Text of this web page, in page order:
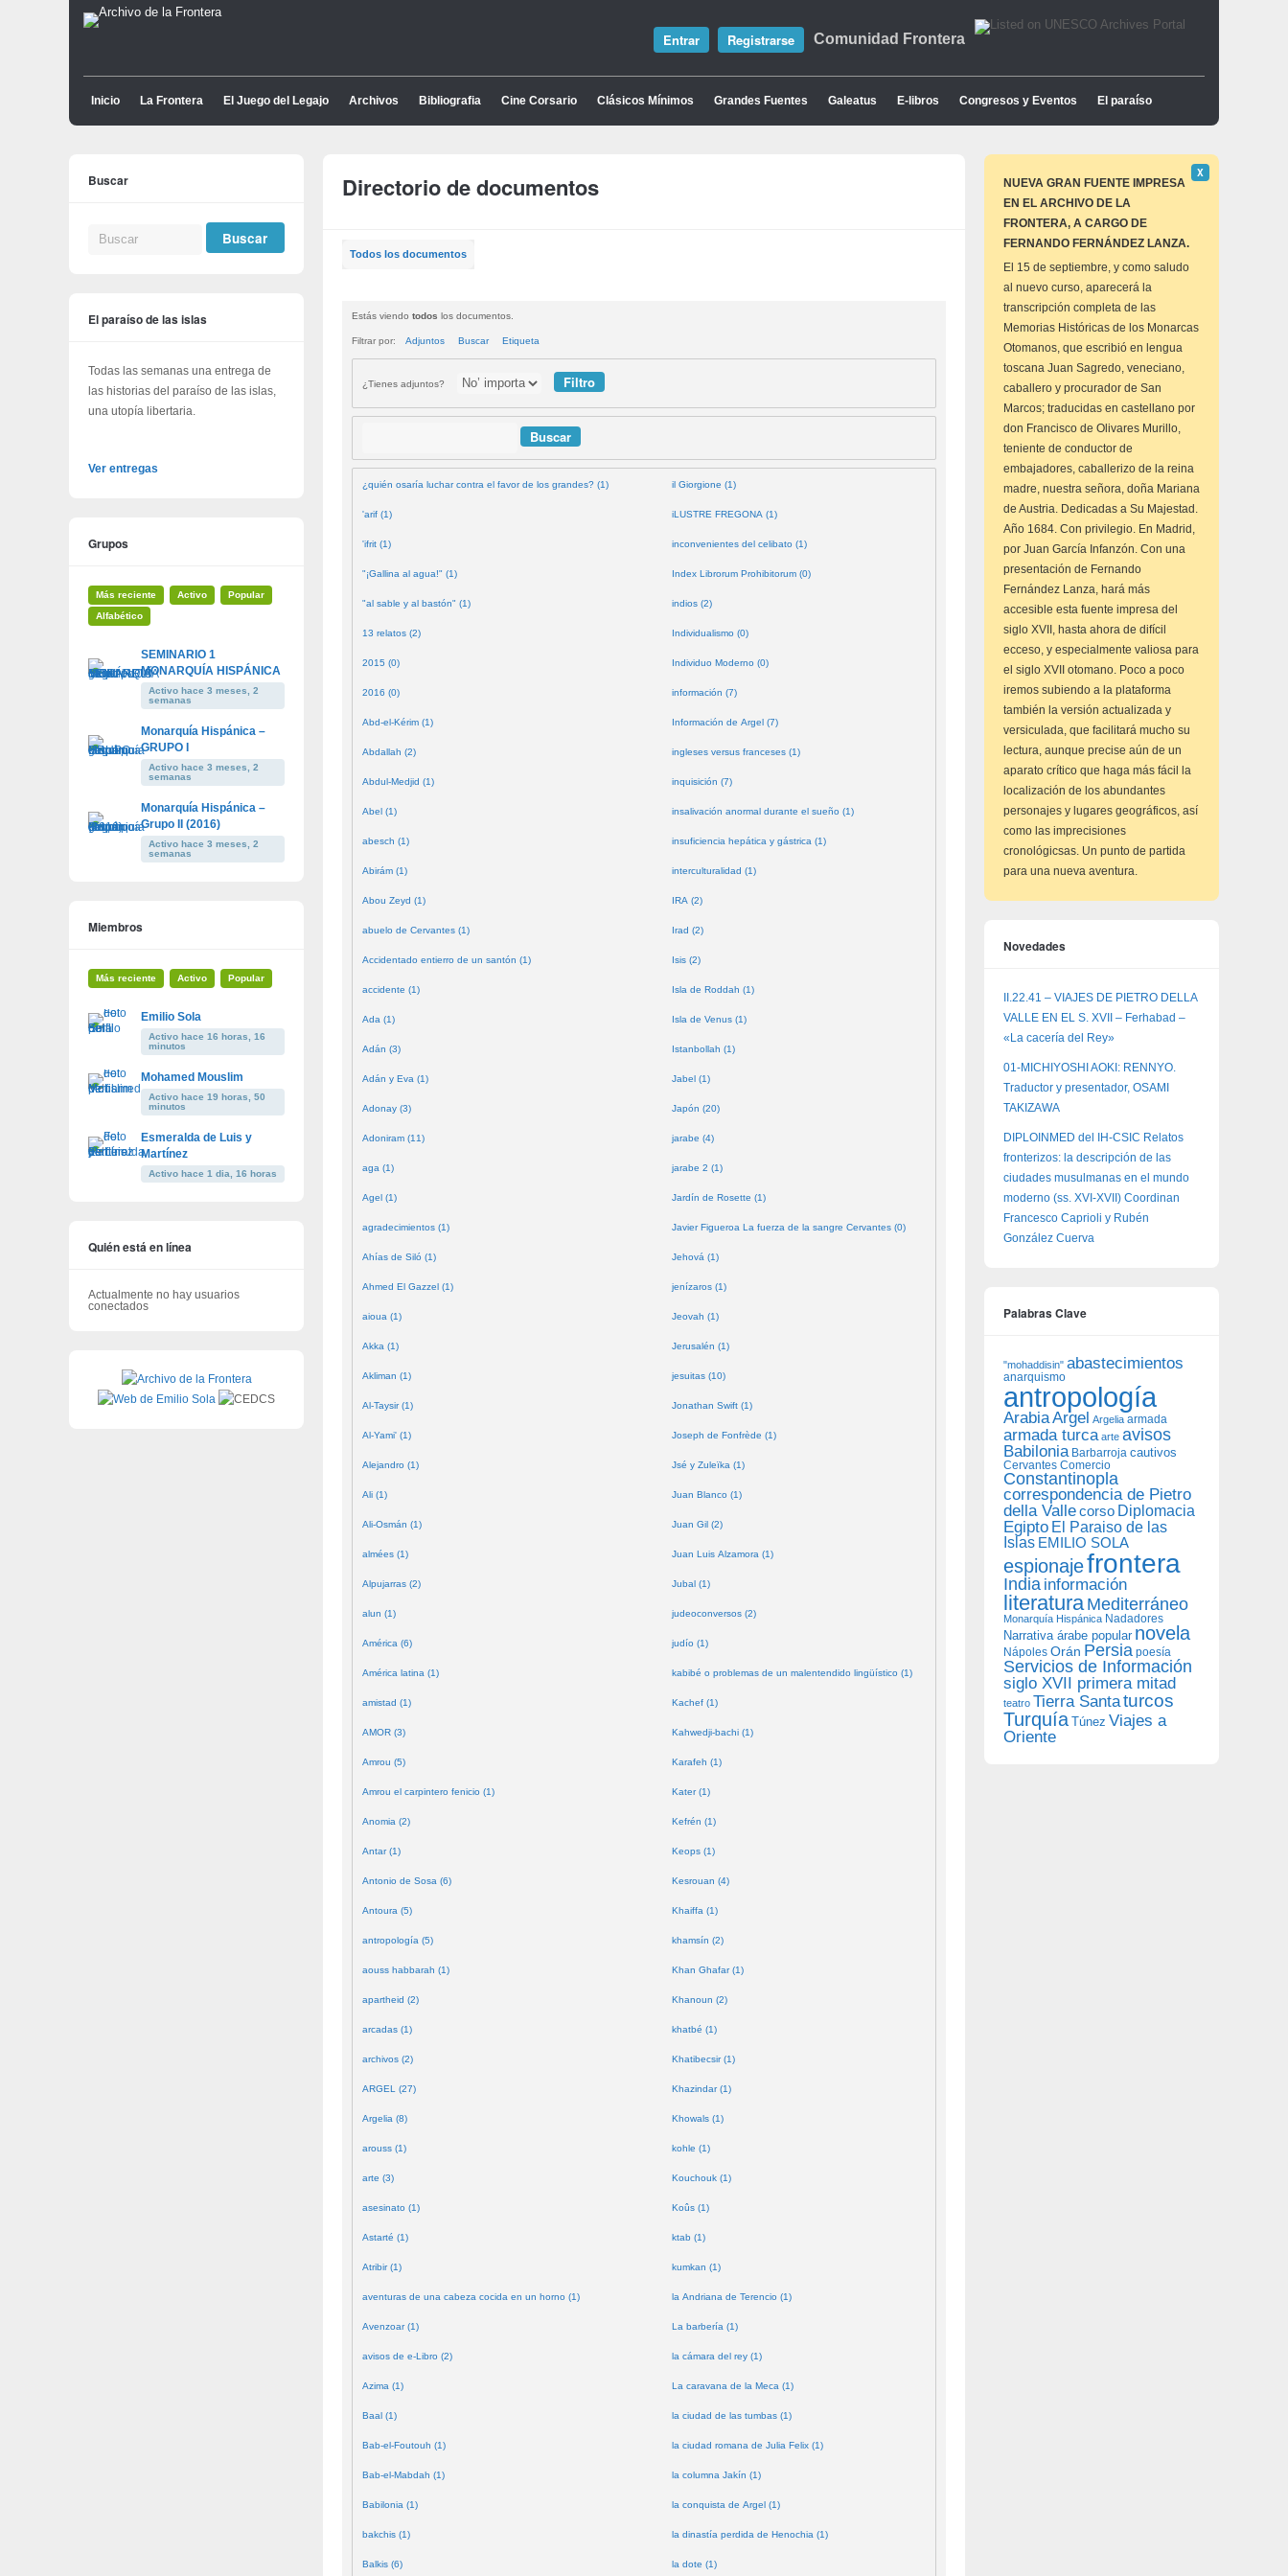
Comunidad Frontera
Entrar Registrarse
Inicio La Frontera El Juego del Legajo Archivos Bibliografia Cine Corsario Clásicos Mínimos Grandes Fuentes Galeatus E-libros Congresos y Eventos El paraíso
Directorio de documentos
Todos los documentos
Estás viendo todos los documentos.
Filtrar por: Adjuntos Buscar Etiqueta
¿Tienes adjuntos?
¿quién osaría luchar contra el favor de los grandes? (1)
'arif (1)
'ifrit (1)
"¡Gallina al agua!" (1)
"al sable y al bastón" (1)
13 relatos (2)
2015 (0)
2016 (0)
Abd-el-Kérim (1)
Abdallah (2)
Abdul-Medjid (1)
Abel (1)
abesch (1)
Abirám (1)
Abou Zeyd (1)
abuelo de Cervantes (1)
Accidentado entierro de un santón (1)
accidente (1)
Ada (1)
Adán (3)
Adán y Eva (1)
Adonay (3)
Adoniram (11)
aga (1)
Agel (1)
agradecimientos (1)
Ahías de Siló (1)
Ahmed El Gazzel (1)
aioua (1)
Akka (1)
Akliman (1)
Al-Taysir (1)
Al-Yami' (1)
Alejandro (1)
Ali (1)
Ali-Osmán (1)
almées (1)
Alpujarras (2)
alun (1)
América (6)
América latina (1)
amistad (1)
AMOR (3)
Amrou (5)
Amrou el carpintero fenicio (1)
Anomia (2)
Antar (1)
Antonio de Sosa (6)
Antoura (5)
antropología (5)
aouss habbarah (1)
apartheid (2)
arcadas (1)
archivos (2)
ARGEL (27)
Argelia (8)
arouss (1)
arte (3)
asesinato (1)
Astarté (1)
Atribir (1)
aventuras de una cabeza cocida en un horno (1)
Avenzoar (1)
avisos de e-Libro (2)
Azima (1)
Baal (1)
Bab-el-Foutouh (1)
Bab-el-Mabdah (1)
Babilonia (1)
bakchis (1)
Balkis (6)
il Giorgione (1)
iLUSTRE FREGONA (1)
inconvenientes del celibato (1)
Index Librorum Prohibitorum (0)
indios (2)
Individualismo (0)
Individuo Moderno (0)
información (7)
Información de Argel (7)
ingleses versus franceses (1)
inquisición (7)
insalivación anormal durante el sueño (1)
insuficiencia hepática y gástrica (1)
interculturalidad (1)
IRA (2)
Irad (2)
Isis (2)
Isla de Roddah (1)
Isla de Venus (1)
Istanbollah (1)
Jabel (1)
Japón (20)
jarabe (4)
jarabe 2 (1)
Jardín de Rosette (1)
Javier Figueroa La fuerza de la sangre Cervantes (0)
Jehová (1)
jenízaros (1)
Jeovah (1)
Jerusalén (1)
jesuitas (10)
Jonathan Swift (1)
Joseph de Fonfrède (1)
Jsé y Zuleïka (1)
Juan Blanco (1)
Juan Gil (2)
Juan Luis Alzamora (1)
Jubal (1)
judeoconversos (2)
judío (1)
kabibé o problemas de un malentendido lingüístico (1)
Kachef (1)
Kahwedji-bachi (1)
Karafeh (1)
Kater (1)
Kefrén (1)
Keops (1)
Kesrouan (4)
Khaiffa (1)
khamsín (2)
Khan Ghafar (1)
Khanoun (2)
khatbé (1)
Khatibecsir (1)
Khazindar (1)
Khowals (1)
kohle (1)
Kouchouk (1)
Koûs (1)
ktab (1)
kumkan (1)
la Andriana de Terencio (1)
La barbería (1)
la cámara del rey (1)
La caravana de la Meca (1)
la ciudad de las tumbas (1)
la ciudad romana de Julia Felix (1)
la columna Jakín (1)
la conquista de Argel (1)
la dinastía perdida de Henochia (1)
la dote (1)
Buscar
El paraíso de las islas
Todas las semanas una entrega de
las historias del paraíso de las islas,
una utopía libertaria.
Ver entregas
Grupos
Más reciente Activo
Popular
Alfabético
SEMINARIO 1
MONARQUÍA HISPÁNICA
Activo hace 3 meses, 2
semanas
Monarquía Hispánica –
GRUPO I
Activo hace 3 meses, 2
semanas
Monarquía Hispánica –
Grupo II (2016)
Activo hace 3 meses, 2
semanas
Miembros
Más reciente Activo Popular
Emilio Sola
Activo hace 16 horas, 16
minutos
Mohamed Mouslim
Activo hace 19 horas, 50
minutos
Esmeralda de Luis y
Martínez
Activo hace 1 dia, 16 horas
Quién está en línea
Actualmente no hay usuarios
conectados
NUEVA GRAN FUENTE IMPRESA
EN EL ARCHIVO DE LA
FRONTERA, A CARGO DE
FERNANDO FERNÁNDEZ LANZA.
Descartar
este
Χ
El 15 de septiembre, y como saludo
al nuevo curso, aparecerá la
transcripción completa de las
Memorias Históricas de los Monarcas
Otomanos, que escribió en lengua
toscana Juan Sagredo, veneciano,
caballero y procurador de San
Marcos; traducidas en castellano por
don Francisco de Olivares Murillo,
teniente de conductor de
embajadores, caballerizo de la reina
madre, nuestra señora, doña Mariana
de Austria. Dedicadas a Su Majestad.
Año 1684. Con privilegio. En Madrid,
por Juan García Infanzón. Con una
presentación de Fernando
Fernández Lanza, hará más
accesible esta fuente impresa del
siglo XVII, hasta ahora de difícil
ecceso, y especialmente valiosa para
el siglo XVII otomano. Poco a poco
iremos subiendo a la plataforma
también la versión actualizada y
versiculada, que facilitará mucho su
lectura, aunque precise aún de un
aparato crítico que haga más fácil la
localización de los abundantes
personajes y lugares geográficos, así
como las imprecisiones
cronológicsas. Un punto de partida
para una nueva aventura.
Novedades
II.22.41 – VIAJES DE PIETRO DELLA
VALLE EN EL S. XVII – Ferhabad –
«La cacería del Rey»
01-MICHIYOSHI AOKI: RENNYO.
Traductor y presentador, OSAMI
TAKIZAWA
DIPLOINMED del IH-CSIC Relatos
fronterizos: la descripción de las
ciudades musulmanas en el mundo
moderno (ss. XVI-XVII) Coordinan
Francesco Caprioli y Rubén
González Cuerva
Palabras Clave
"mohaddisin" abastecimientos
anarquismo
antropología
ArabiaArgel Argelia armada
armada turca arte avisos
Babilonia Barbarroja cautivos
Cervantes Comercio
Constantinopla
correspondencia de Pietro
della Vallecorso Diplomacia
Egipto El Paraiso de las
Islas EMILIO SOLA
espionajefrontera
India información
literatura Mediterráneo
Monarquía Hispánica Nadadores
Narrativa árabe popular novela
Nápoles Orán Persia poesía
Servicios de Información
siglo XVII primera mitad
teatro Tierra Santaturcos
Turquía Túnez Viajes a
Oriente